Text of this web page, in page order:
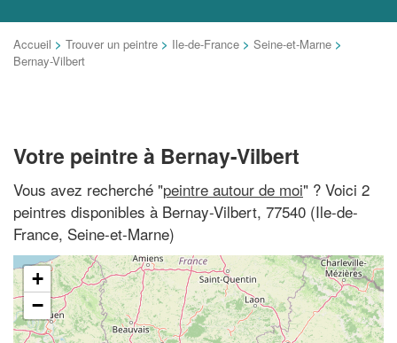
Accueil > Trouver un peintre > Ile-de-France > Seine-et-Marne >
Bernay-Vilbert
Votre peintre à Bernay-Vilbert
Vous avez recherché "peintre autour de moi" ? Voici 2
peintres disponibles à Bernay-Vilbert, 77540 (Ile-de-
France, Seine-et-Marne)
+
−